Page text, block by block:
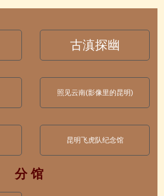
古滇探幽
照见云南(影像里的昆明)
昆明飞虎队纪念馆
分 馆